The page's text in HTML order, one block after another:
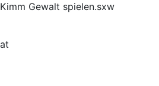
Gewalt spielen.sxw